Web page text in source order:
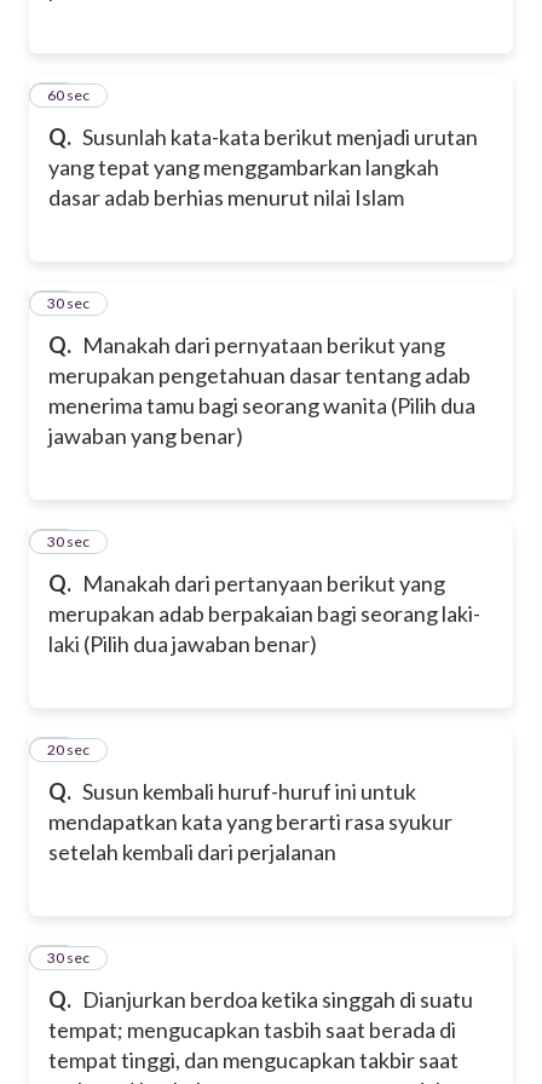
Q. Susunlah kata-kata berikut menjadi urutan
yang tepat yang menggambarkan langkah
dasar adab berhias menurut nilai Islam
14
60 sec
Q. Manakah dari pernyataan berikut yang
merupakan pengetahuan dasar tentang adab
menerima tamu bagi seorang wanita (Pilih dua
jawaban yang benar)
15
30 sec
Q. Manakah dari pertanyaan berikut yang
merupakan adab berpakaian bagi seorang laki-
laki (Pilih dua jawaban benar)
16
30 sec
Q. Susun kembali huruf-huruf ini untuk
mendapatkan kata yang berarti rasa syukur
setelah kembali dari perjalanan
17
20 sec
Q. Dianjurkan berdoa ketika singgah di suatu
tempat; mengucapkan tasbih saat berada di
tempat tinggi, dan mengucapkan takbir saat
18
30 sec